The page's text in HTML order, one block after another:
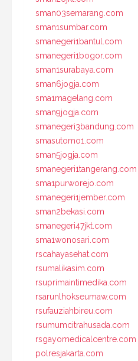
sman03semarang.com
sman1sumbar.com
smanegeri1bantul.com
smanegeri1bogor.com
sman1surabaya.com
sman6jogja.com
sma1magelang.com
sman9jogja.com
smanegeri3bandung.com
smasutomo1.com
sman5jogja.com
smanegeri1tangerang.com
sma1purworejo.com
smanegeri1jember.com
sman2bekasi.com
smanegeri47jkt.com
sma1wonosari.com
rscahayasehat.com
rsumalikasim.com
rsuprimaintimedika.com
rsarunlhokseumaw.com
rsufauziahbireu.com
rsumumcitrahusada.com
rsgayomedicalcentre.com
polresjakarta.com